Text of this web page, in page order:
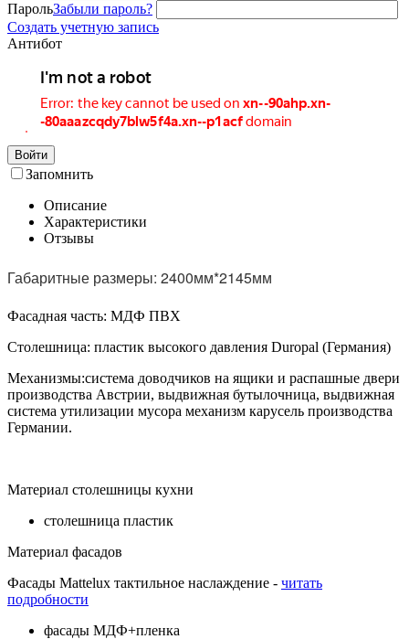
ПарольЗабыли пароль?
Создать учетную запись
Антибот
Войти
Запомнить
Описание
Характеристики
Отзывы
Габаритные размеры: 2400мм*2145мм
Фасадная часть: МДФ ПВХ
Столешница: пластик высокого давления Duropal (Германия)
Механизмы:система доводчиков на ящики и распашные двери
производства Австрии, выдвижная бутылочница, выдвижная
система утилизации мусора механизм карусель производства
Германии.
Материал столешницы кухни
столешница пластик
Материал фасадов
Фасады Mattelux тактильное наслаждение - читать
подробности
фасады МДФ+пленка